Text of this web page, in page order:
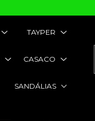
TAYPER
CASACO
SANDÁLIAS